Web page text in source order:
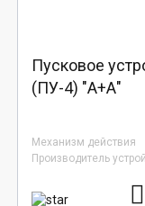
Пусковое
(ПУ-4) "А+А"
Механизм действия
Производитель